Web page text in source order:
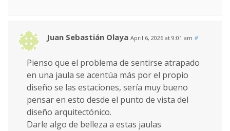
Juan Sebastián Olaya April 6, 2026 at 9:01 am #
Pienso que el problema de sentirse atrapado
en una jaula se acentúa más por el propio
diseño se las estaciones, sería muy bueno
pensar en esto desde el punto de vista del
diseño arquitectónico.
Darle algo de belleza a estas jaulas